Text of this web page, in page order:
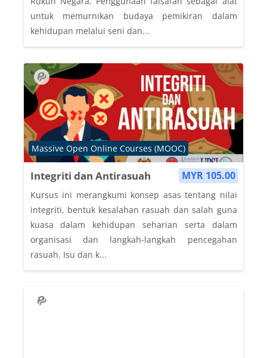
untuk memurnikan budaya pemikiran dalam
kehidupan melalui seni dan...
MYR 105.00
Integriti dan Antirasuah
Course category
Massive Open Online Courses (MOOC)
Kursus ini merangkumi konsep asas tentang nilai
integriti, bentuk kesalahan rasuah dan salah guna
kuasa dalam kehidupan seharian serta dalam
organisasi dan langkah-langkah pencegahan
rasuah. Isu dan k...